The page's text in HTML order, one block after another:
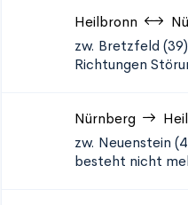
Heilbronn
zw. Bretzfeld
Richtungen
Nürnberg
zw. Neuenstein
besteht nicht